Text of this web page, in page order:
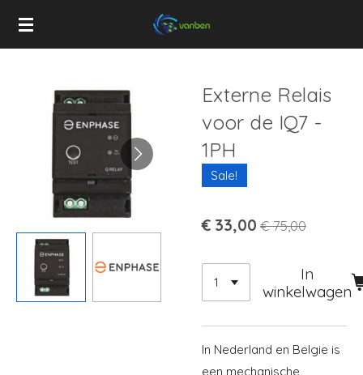
Ga
hoofdinhoud
Externe Relais
voor de IQ7 -
1PH
Sale!
€ 33,00 € 75,00
In
winkelwagen
In Nederland en Belgie is
een mechanische